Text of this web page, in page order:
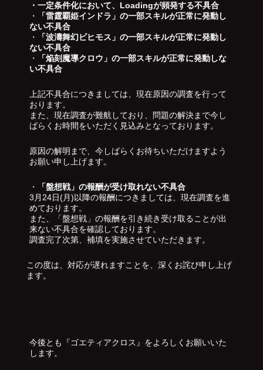
・一定条件化において、Loadingが頻発する不具合
・
「雷霆覇姫インドラ」の一部スキルが正常に発動し
ない不具合
・
「波濤舞幻ビヒモス」の一部スキルが正常に発動し
ない不具合
・
「焔刻魔導クロウ」の一部スキルが正常に発動しな
い不具合
上記不具合につきましては、現在原因の調査を行って
おります。
また、現在調査が難航しており、問題の解決まで今し
ばらくお時間をいただく見込みとなっております。
原因の解明まで、今しばらくお待ちいただけますよう
お願い申し上げます。
・
「盤想戦」の報酬が受け取れない不具合
3月24日(月)以降の報酬につきましては、現在調査を進
めております。
また、「盤想戦」の報酬を引き続き受け取ることが出
来ない不具合を確認しております。
調査完了次第、補填を実施させていただきます。
この度は、対応が遅れますことを、深くお詫び申し上げ
ます。
今後とも『ゴエティアクロス』をよろしくお願いいた
します。